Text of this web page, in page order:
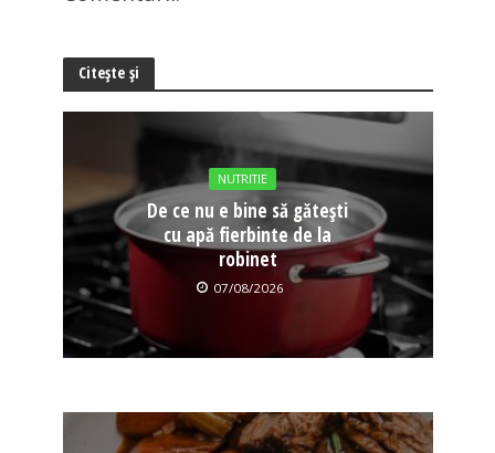
Citește și
NUTRITIE
De ce nu e bine să gătești
cu apă fierbinte de la
robinet
07/08/2026